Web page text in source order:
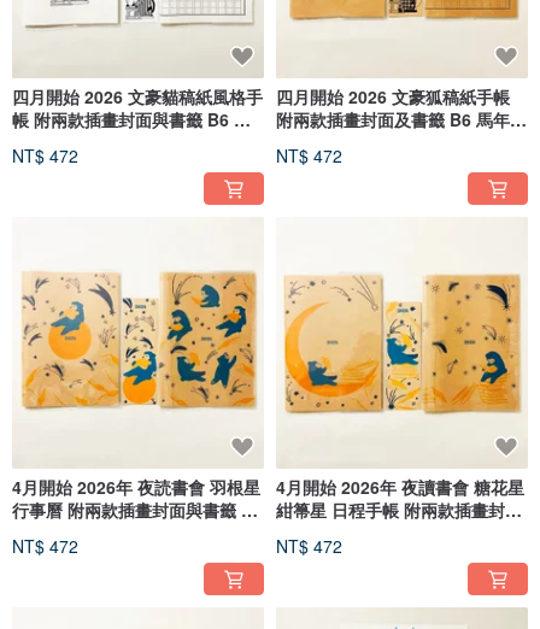
四月開始 2026 文豪貓稿紙風格手
帳 附兩款插畫封面與書籤 B6 馬
NT$ 472
四月開始 2026 文豪狐稿紙手帳
附兩款插畫封面及書籤 B6 馬年
面 狐 動物
NT$ 472
4月開始 2026年 夜読書會 羽根星
行事曆 附兩款插畫封面與書籤 B6
NT$ 472
4月開始 2026年 夜讀書會 糖花星
紺箒星 日程手帳 附兩款插畫封面
動物
NT$ 472